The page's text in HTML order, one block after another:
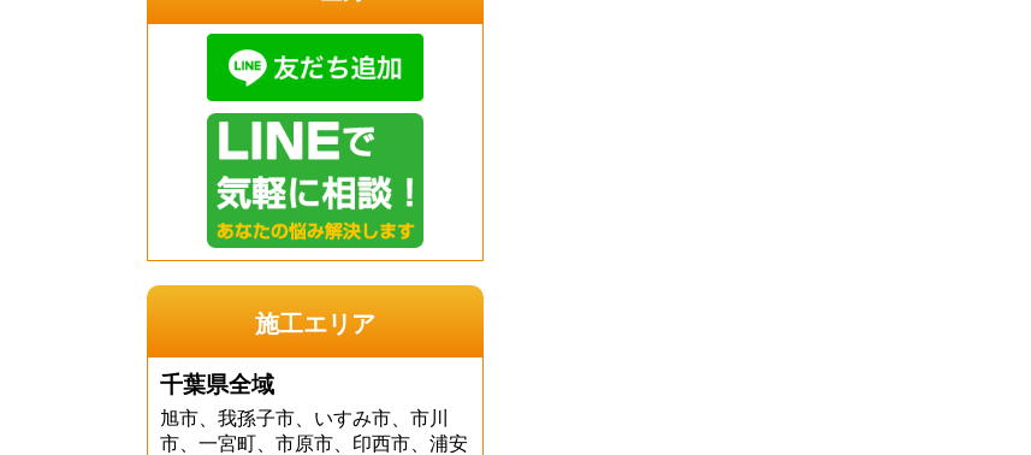
施工エリア
千葉県全域
旭市、我孫子市、いすみ市、市川
市、一宮町、市原市、印西市、浦安